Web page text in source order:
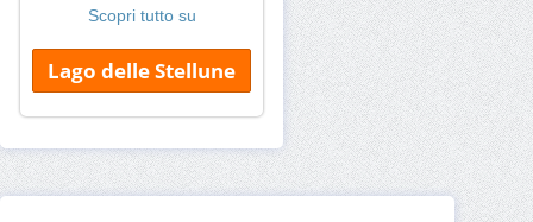
Scopri tutto su
Lago delle Stellune